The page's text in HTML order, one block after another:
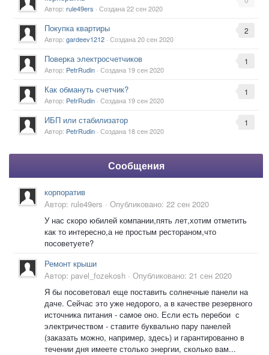
Автор: rule49ers · Создана22 сен 2020
2
Покупка квартиры
Автор: gardeev1212 · Создана20 сен 2020
1
Поверка электросчетчиков
Автор: PetrRudin · Создана 19 сен 2020
1
Как обмануть счетчик?
Автор: PetrRudin · Создана 19 сен 2020
1
ИБП или стабилизатор
Автор: PetrRudin · Создана 18 сен 2020
Сообщения
корпоратив
Автор: rule49ers · Опубликовано: 22 сен 2020
У нас скоро юбилей компании,пять лет,хотим отметить
как то интересно,а не простым рестораном,что
посоветуете?
Ремонт крыши
Автор: pavel_fozekosh · Опубликовано: 21 сен 2020
Я бы посоветовал еще поставить солнечные панели на
даче. Сейчас это уже недорого, а в качестве резервного
источника питания - самое оно. Если есть перебои с
электричеством - ставите буквально пару панелей
(заказать можно, например, здесь) и гарантированно в
течении дня имеете столько энергии, сколько вам...